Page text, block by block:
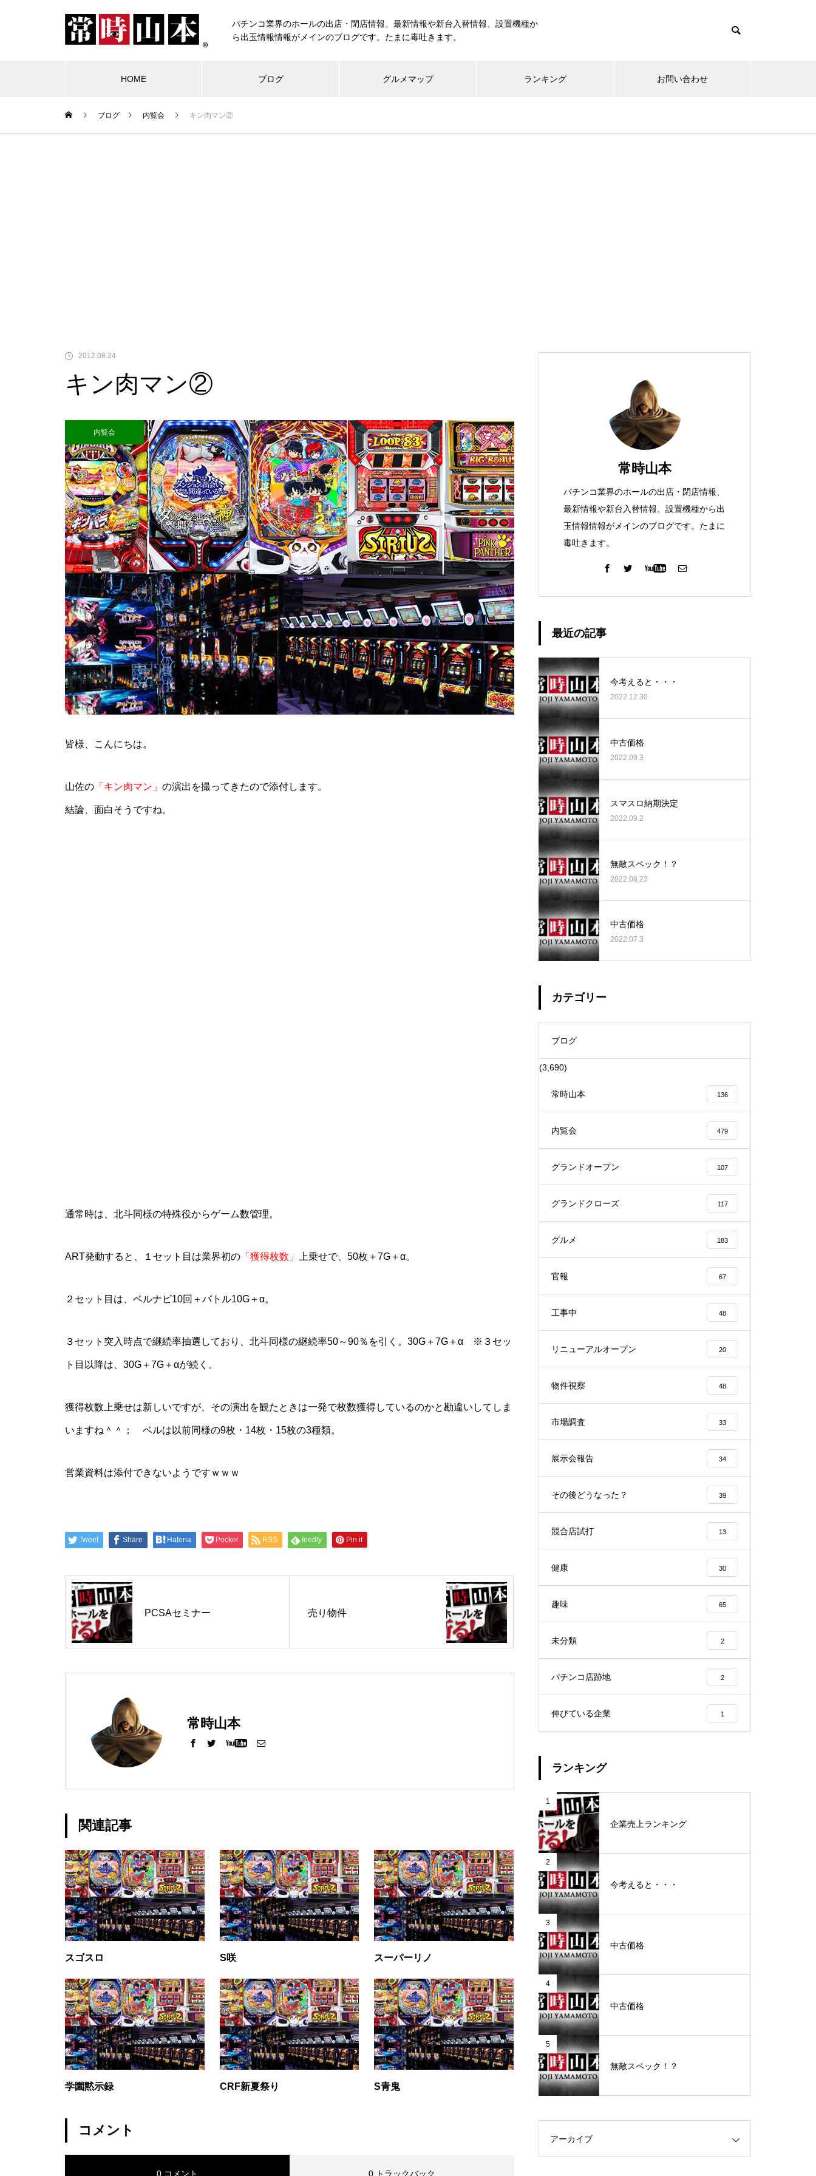
パチンコ業界のホールの出店・閉店情報、最新情報や新台入替情報、設置機種か
ら出玉情報情報がメインのブログです。たまに毒吐きます。
HOME ブログ グルメマップ ランキング お問い合わせ
ブログ 常時山本 物件視察
S新鬼武者
検定通過状況 民事再生申請 検定通過状況
ティアラ蓮田店様 東京イースト様
ビックディッパー様 パンドラ横須賀店様 ゴールデンセンター様
工事中 工事中
グランドクローズ
グランドクローズ グランドクローズ グランドクローズ
グランドクローズ グランドクローズ グランドクローズ
ブログ 内覧会 キン肉マン②
2012.08.24
キン肉マン②
内覧会
皆様、こんにちは。
山佐の 「キン肉マン」 の演出を撮ってきたので添付します。
結論、面白そうですね。
通常時は、北斗同様の特殊役からゲーム数管理。
ART発動すると、１セット目は業界初の 「獲得枚数」 上乗せで、50枚＋7G＋α。
２セット目は、ベルナビ10回＋バトル10G＋α。
３セット突入時点で継続率抽選しており、北斗同様の継続率50～90％を引く。30G＋7G＋α ※３セッ
ト目以降は、30G＋7G＋αが続く。
獲得枚数上乗せは新しいですが、その演出を観たときは一発で枚数獲得しているのかと勘違いしてしま
いますね＾＾； ベルは以前同様の9枚・14枚・15枚の3種類。
営業資料は添付できないようですｗｗｗ
Tweet Share Hatena Pocket RSS feedly Pin it
PCSAセミナー 売り物件
常時山本
関連記事
スゴスロ S咲 スーパーリノ
学園黙示録 CRF新夏祭り S青鬼
コメント
0 コメント 0 トラックバック
常時山本
パチンコ業界のホールの出店・閉店情報、
最新情報や新台入替情報、設置機種から出
玉情報情報がメインのブログです。たまに
毒吐きます。
最近の記事
今考えると・・・
2022.12.30
中古価格
2022.09.3
スマスロ納期決定
2022.09.2
無敵スペック！？
2022.08.23
中古価格
2022.07.3
カテゴリー
ブログ
(3,690)
常時山本 136
内覧会 479
グランドオープン 107
グランドクローズ 117
グルメ 183
官報 67
工事中 48
リニューアルオープン 20
物件視察 48
市場調査 33
展示会報告 34
その後どうなった？ 39
競合店試打 13
健康 30
趣味 65
未分類 2
パチンコ店跡地 2
伸びている企業 1
ランキング
1
企業売上ランキング
2
今考えると・・・
3
中古価格
4
中古価格
5
無敵スペック！？
アーカイブ